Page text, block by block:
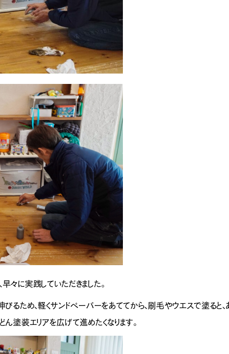
ナチュラル
々に実践していただきました。
るため、軽くサンドペーパーをあててから、刷毛やウエスで塗ると、
塗装エリアを広げて進めたくなります。